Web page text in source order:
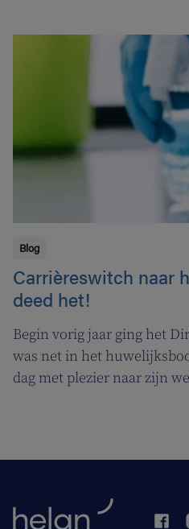
Blog
Carrièreswitch naar
deed het!
Begin vorig jaar ging het
was net in het
dag met plezier naar zijn
pakken blijft zitten, en
was het meteen raak.